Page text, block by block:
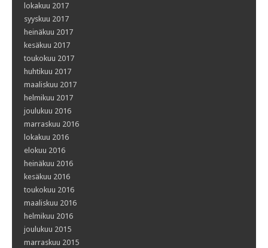
lokakuu 2017
syyskuu 2017
heinäkuu 2017
kesäkuu 2017
toukokuu 2017
huhtikuu 2017
maaliskuu 2017
helmikuu 2017
joulukuu 2016
marraskuu 2016
lokakuu 2016
elokuu 2016
heinäkuu 2016
kesäkuu 2016
toukokuu 2016
maaliskuu 2016
helmikuu 2016
joulukuu 2015
marraskuu 2015